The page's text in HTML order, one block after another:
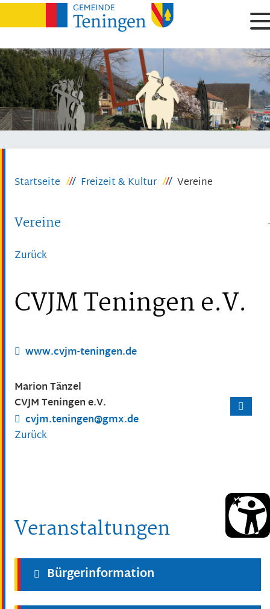
Startseite Freizeit & Kultur Vereine
Vereine
Zurück
CVJM Teningen e.V.
www.cvjm-teningen.de
MarionTänzel
CVJM Teningen e.V.
cvjm.teningen@gmx.de
Zurück
Veranstaltungen
Bürgerinformation